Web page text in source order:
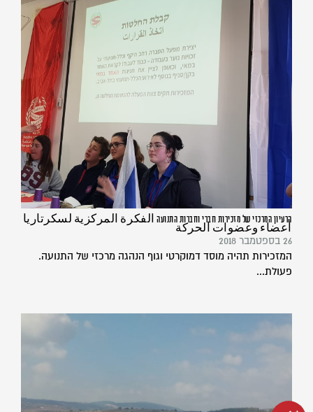
הרעיון המרכזי של מזכירות חברי וחברות התנועה الفكرة المركزية لسكرتاريا
أعضاء وعضوات الحركة
26 בספטמבר 2018
המזכירות תהיה מוסד דמוקרטי וגוף הנהגה מרכזי של התנועה.
פעולת...